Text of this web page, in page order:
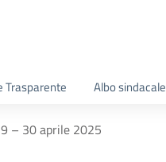
Trasparente Albo sindacale
– 30 aprile 2025